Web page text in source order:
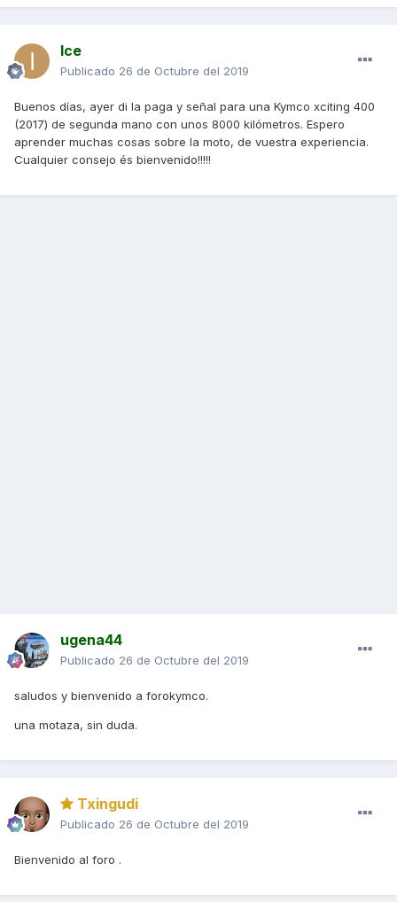
Ice
Publicado 26 de Octubre del 2019
Buenos días, ayer di la paga y señal para una Kymco xciting 400
(2017) de segunda mano con unos 8000 kilómetros. Espero
aprender muchas cosas sobre la moto, de vuestra experiencia.
Cualquier consejo és bienvenido!!!!!
ugena44
Publicado 26 de Octubre del 2019
saludos y bienvenido a forokymco.
una motaza, sin duda.
Txingudi
Publicado 26 de Octubre del 2019
Bienvenido al foro .